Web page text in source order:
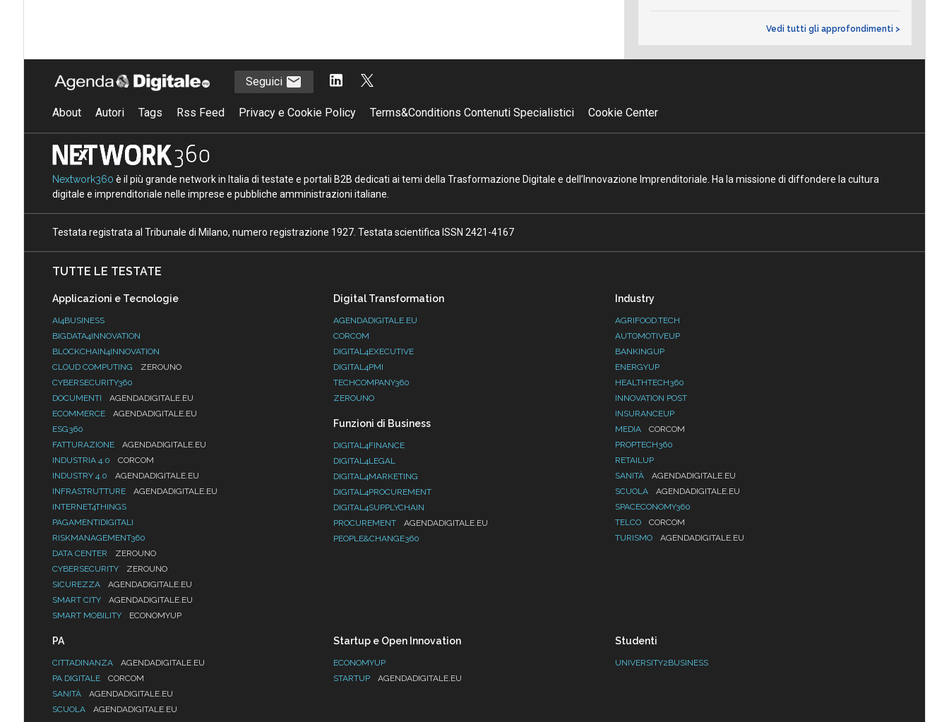
Vedi tutti gli approfondimenti >
Seguici
About Autori Tags Rss Feed Privacy e Cookie Policy Terms&Conditions Contenuti Specialistici Cookie Center
Nextwork360 è il più grande network in Italia di testate e portali B2B dedicati ai temi della Trasformazione Digitale e dell’Innovazione Imprenditoriale. Ha la missione di diffondere la cultura
digitale e imprenditoriale nelle imprese e pubbliche amministrazioni italiane.
Testata registrata al Tribunale di Milano, numero registrazione 1927. Testata scientifica ISSN 2421-4167
TUTTE LE TESTATE
Applicazioni e Tecnologie
AI4BUSINESS
BIGDATA4INNOVATION
BLOCKCHAIN4INNOVATION
CLOUD COMPUTING
ZEROUNO
CYBERSECURITY360
DOCUMENTI
AGENDADIGITALE.EU
ECOMMERCE
AGENDADIGITALE.EU
ESG360
FATTURAZIONE
AGENDADIGITALE.EU
INDUSTRIA 4.0
CORCOM
INDUSTRY 4.0
AGENDADIGITALE.EU
INFRASTRUTTURE
AGENDADIGITALE.EU
INTERNET4THINGS
PAGAMENTIDIGITALI
RISKMANAGEMENT360
DATA CENTER
ZEROUNO
CYBERSECURITY
ZEROUNO
SICUREZZA
AGENDADIGITALE.EU
SMART CITY
AGENDADIGITALE.EU
SMART MOBILITY
ECONOMYUP
Digital Transformation
AGENDADIGITALE.EU
CORCOM
DIGITAL4EXECUTIVE
DIGITAL4PMI
TECHCOMPANY360
ZEROUNO
Funzioni di Business
DIGITAL4FINANCE
DIGITAL4LEGAL
DIGITAL4MARKETING
DIGITAL4PROCUREMENT
DIGITAL4SUPPLYCHAIN
PROCUREMENT
AGENDADIGITALE.EU
PEOPLE&CHANGE360
Industry
AGRIFOOD.TECH
AUTOMOTIVEUP
BANKINGUP
ENERGYUP
HEALTHTECH360
INNOVATION POST
INSURANCEUP
MEDIA
CORCOM
PROPTECH360
RETAILUP
SANITÀ
AGENDADIGITALE.EU
SCUOLA
AGENDADIGITALE.EU
SPACECONOMY360
TELCO
CORCOM
TURISMO
AGENDADIGITALE.EU
PA
CITTADINANZA
AGENDADIGITALE.EU
PA DIGITALE
CORCOM
SANITÀ
AGENDADIGITALE.EU
SCUOLA
AGENDADIGITALE.EU
Startup e Open Innovation
ECONOMYUP
STARTUP
AGENDADIGITALE.EU
Studenti
UNIVERSITY2BUSINESS